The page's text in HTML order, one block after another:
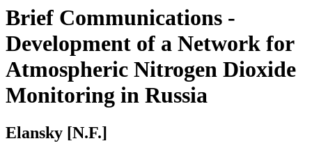
Brief Communications -
Development of a Network for
Atmospheric Nitrogen Dioxide
Monitoring in Russia
Elansky [N.F.]